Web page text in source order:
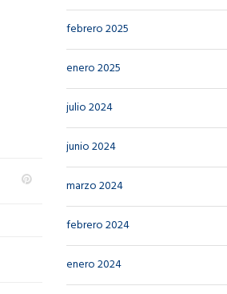
febrero 2025
enero 2025
julio 2024
junio 2024
marzo 2024
febrero 2024
enero 2024